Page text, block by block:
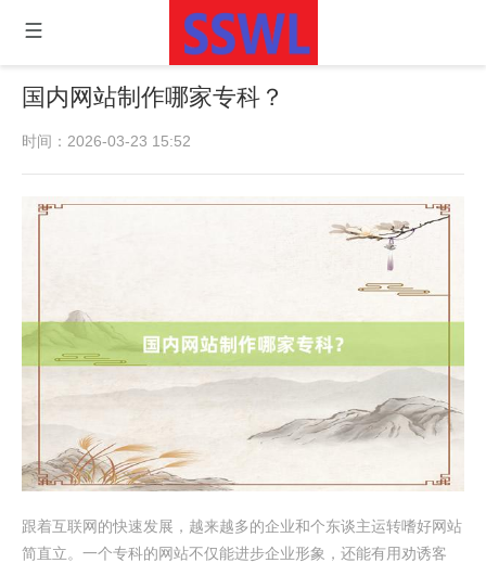
国内网站制作哪家专科？
时间：2026-03-23 15:52
跟着互联网的快速发展，越来越多的企业和个东谈主运转嗜好网站
简直立。一个专科的网站不仅能进步企业形象，还能有用劝诱客